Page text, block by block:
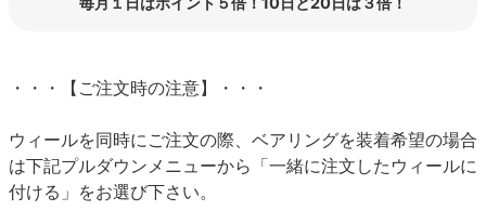
・・・【ご注文時の注意】・・・
ウィールを同時にご注文の際、ベアリングを装着希望の場合
は下記プルダウンメニューから「一緒に注文したウィールに
付ける」をお選び下さい。